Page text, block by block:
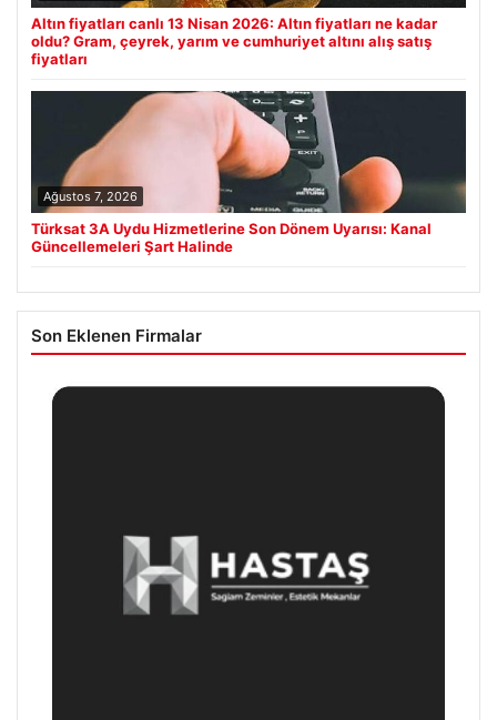
Altın fiyatları canlı 13 Nisan 2026: Altın fiyatları ne kadar
oldu? Gram, çeyrek, yarım ve cumhuriyet altını alış satış
fiyatları
Ağustos 7, 2026
Türksat 3A Uydu Hizmetlerine Son Dönem Uyarısı: Kanal
Güncellemeleri Şart Halinde
Son Eklenen Firmalar